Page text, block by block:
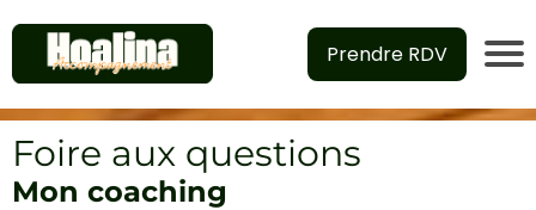
Prendre RDV
Foire aux questions
Mon coaching